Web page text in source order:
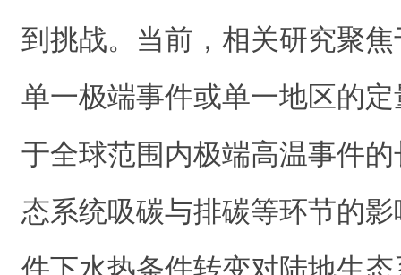
到挑战。当前，相关研究聚
单一极端事件或单一地区的
于全球范围内极端高温事件
态系统吸碳与排碳等环节的
件下水热条件转变对陆地生